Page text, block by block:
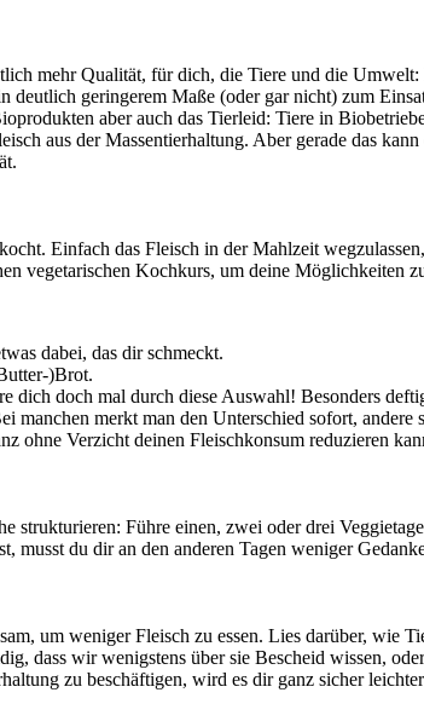
mehr Qualität, für dich, die Tiere und die
geringerem Maße (oder gar nicht) zum
aber auch das Tierleid: Tiere in
aus der Massentierhaltung. Aber gerade das
Einfach das Fleisch in der Mahlzeit
vegetarischen Kochkurs, um deine Möglichkeiten
dabei, das dir schmeckt.
)Brot.
doch mal durch diese Auswahl! Besonders
merkt man den Unterschied sofort,
ohne Verzicht deinen Fleischkonsum reduzieren
Führe einen, zwei oder drei
du dir an den anderen Tagen weniger
um weniger Fleisch zu essen. Lies darüber, wie
dass wir wenigstens über sie Bescheid wissen,
zu beschäftigen, wird es dir ganz sicher